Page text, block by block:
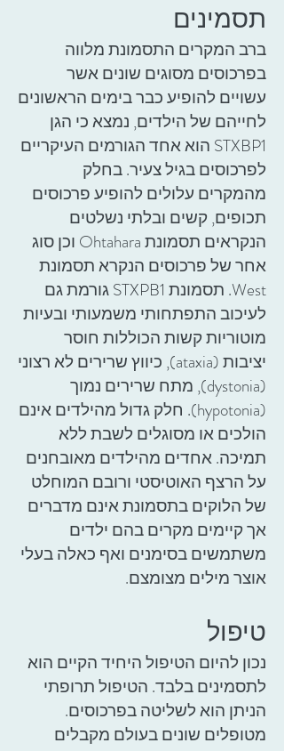
תסמינים
ברב המקרים התסמונת מלווה
בפרכוסים מסוגים שונים אשר
עשויים להופיע כבר בימים הראשונים
לחייהם של הילדים, נמצא כי הגן
STXBP1 הוא אחד הגורמים העיקריים
לפרכוסים בגיל צעיר. בחלק
מהמקרים עלולים להופיע פרכוסים
תכופים, קשים ובלתי נשלטים
הנקראים תסמונת Ohtahara וכן סוג
אחר של פרכוסים הנקרא תסמונת
West. תסמונת STXPB1 גורמת גם
לעיכוב התפתחותי משמעותי ובעיות
מוטוריות קשות הכוללות חוסר
יציבות (ataxia), כיווץ שרירים לא רצוני
(dystonia), מתח שרירים נמוך
(hypotonia). חלק גדול מהילדים אינם
הולכים או מסוגלים לשבת ללא
תמיכה. אחדים מהילדים מאובחנים
על הרצף האוטיסטי ורובם המוחלט
של הלוקים בתסמונת אינם מדברים
אך קיימים מקרים בהם ילדים
משתמשים בסימנים ואף כאלה בעלי
אוצר מילים מצומצם.
טיפול
נכון להיום הטיפול היחיד הקיים הוא
לתסמינים בלבד. הטיפול תרופתי
הניתן הוא לשליטה בפרכוסים.
מטופלים שונים בעולם מקבלים